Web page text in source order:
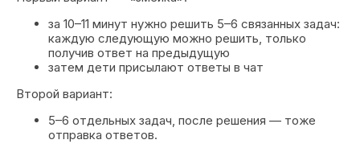
за 10–11 минут нужно решить 5–6 связанных задач:
каждую следующую можно решить, только
получив ответ на предыдущую
затем дети присылают ответы в чат
Второй вариант:
5–6 отдельных задач, после решения — тоже
отправка ответов.